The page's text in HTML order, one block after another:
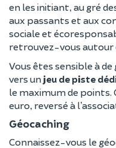
en les initiant, au gré
aux passants et aux
sociale et
retrouvez-vous autour
Vous êtes sensible à
vers un jeu de piste
le maximum de points.
euro, reversé à
Géocaching
Connaissez-vous le